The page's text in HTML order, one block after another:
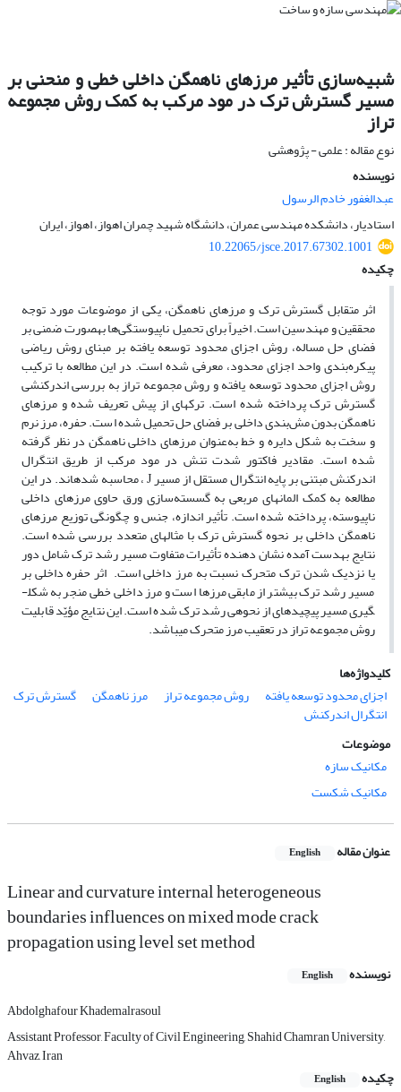
شبیه‌سازی تأثیر مرزهای ناهمگن داخلی خطی و منحنی بر
مسیر گسترش ترک در مود مرکب به کمک روش مجموعه
تراز
نوع مقاله : علمی - پژوهشی
نویسنده
عبدالغفور خادم الرسول
استادیار، دانشکده مهندسی عمران، دانشگاه شهید چمران اهواز، اهواز، ایران
10.22065/jsce.2017.67302.1001
چکیده
اثر متقابل گسترش ترک و مرزهای ناهمگن، یکی از موضوعات مورد توجه
محققین و مهندسین است. اخیراً برای تحمیل ناپیوستگی‌ها به­صورت ضمنی بر
فضای حل مساله، روش اجزای محدود توسعه یافته بر مبنای روش ریاضی
پیکره‌بندی واحد اجزای محدود، معرفی شده است. در این مطالعه با ترکیب
روش اجزای محدود توسعه یافته و روش مجموعه تراز به بررسی اندرکنشی
گسترش ترک پرداخته شده است. ترک­های از پیش تعریف شده و مرزهای
ناهمگن بدون مش‌بندی داخلی بر فضای حل تحمیل شده است. حفره، مرز نرم
و سخت به شکل دایره و خط به‌عنوان مرزهای داخلی ناهمگن در نظر گرفته
شده است. مقادیر فاکتور شدت تنش در مود مرکب از طریق انتگرال
اندرکنش مبتنی بر پایه انتگرال مستقل از مسیر J ، محاسبه شده­اند. در این
مطالعه به کمک المان­های مربعی به گسسته‌سازی ورق حاوی مرزهای داخلی
ناپیوسته، پرداخته شده است. تأثیر اندازه، جنس و چگونگی توزیع مرزهای
ناهمگن داخلی بر نحوه گسترش ترک با مثال­های متعدد بررسی شده است.
نتایج به­دست آمده نشان دهنده تأثیرات متفاوت مسیر رشد ترک شامل دور
یا نزدیک شدن ترک متحرک نسبت به مرز داخلی است. اثر حفره داخلی بر
مسیر رشد ترک بیشتر از مابقی مرزها است و مرز داخلی خطی منجر به شکل­
گیری مسیر پیچیده­ای از نحوه­ی رشد ترک شده است. این نتایج مؤیّد قابلیت
روش مجموعه ­تراز در تعقیب مرز متحرک می­باشد.
کلیدواژه‌ها
اجزای محدود توسعه یافته
روش مجموعه تراز مرز ناهمگن گسترش ترک
انتگرال اندرکنش
موضوعات
مکانیک سازه
مکانیک شکست
عنوان مقاله English
Linear and curvature internal heterogeneous
boundaries influences on mixed mode crack
propagation using level set method
نویسنده English
Abdolghafour Khademalrasoul
Assistant Professor, Faculty of Civil Engineering, Shahid Chamran University,
Ahvaz, Iran
چکیده
English